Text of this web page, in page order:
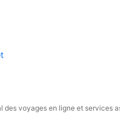
des voyages en ligne et services